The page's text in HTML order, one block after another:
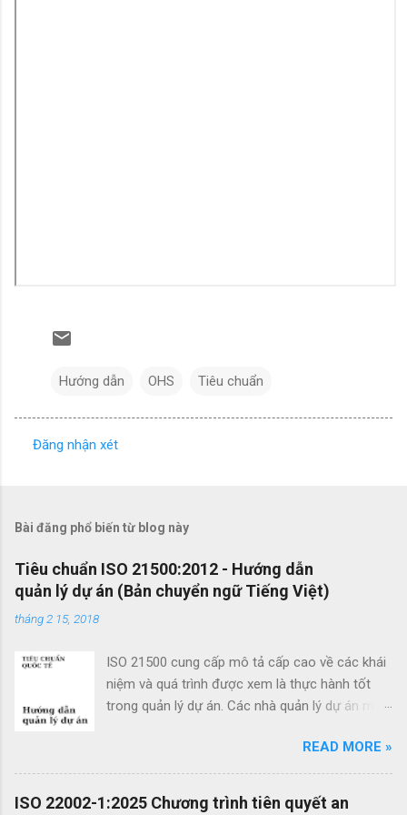
Hướng dẫn OHS Tiêu chuẩn
x
é
t
Đăng nhận xét
Bài đăng phổ biến từ blog này
Tiêu chuẩn ISO 21500:2012 - Hướng dẫn
quản lý dự án (Bản chuyển ngữ Tiếng Việt)
tháng 2 15, 2018
ISO 21500 cung cấp mô tả cấp cao về các khái
niệm và quá trình được xem là thực hành tốt
trong quản lý dự án. Các nhà quản lý dự án mới
nghiệm có thể sử dụng hướng dẫn quản lý dự
án theo tiêu chuẩn này để cải thiện thành công
của dự án và đạt được kết quả kinh doanh. Các
READ MORE »
ISO 22002-1:2025 Chương trình tiên quyết an